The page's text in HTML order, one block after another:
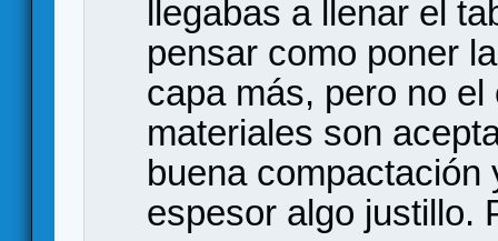
llegabas a llenar el
pensar como poner
capa más, pero no
materiales son
buena compactación
espesor algo justillo.